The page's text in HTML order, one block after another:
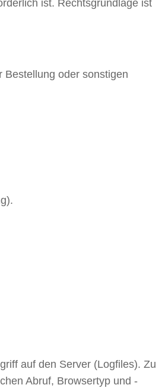
ist. Rechtsgrundlage ist
Bestellung oder sonstigen
auf den Server (Logfiles). Zu
Abruf, Browsertyp und -